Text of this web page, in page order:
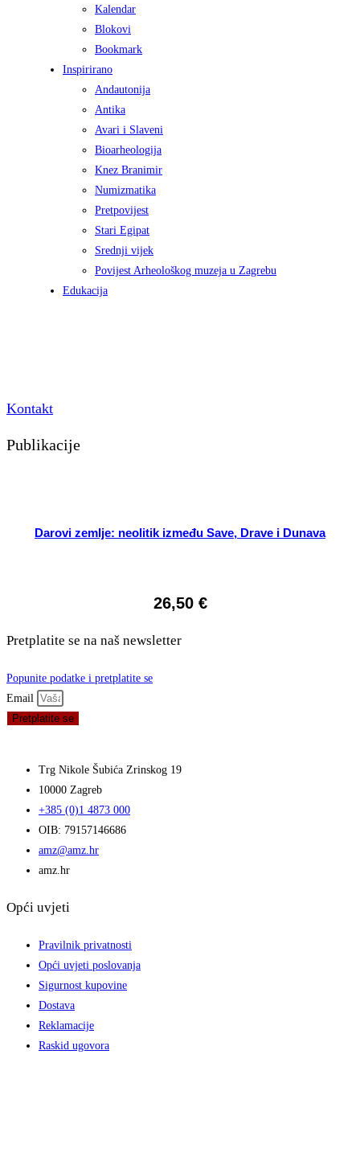
Kalendar
Blokovi
Bookmark
Inspirirano
Andautonija
Antika
Avari i Slaveni
Bioarheologija
Knez Branimir
Numizmatika
Pretpovijest
Stari Egipat
Srednji vijek
Povijest Arheološkog muzeja u Zagrebu
Edukacija
Kontakt
Publikacije
Darovi zemlje: neolitik između Save, Drave i Dunava
26,50 €
Pretplatite se na naš newsletter
Popunite podatke i pretplatite se
Email
Pretplatite se
Trg Nikole Šubića Zrinskog 19
10000 Zagreb
+385 (0)1 4873 000
OIB: 79157146686
amz@amz.hr
amz.hr
Opći uvjeti
Pravilnik privatnosti
Opći uvjeti poslovanja
Sigurnost kupovine
Dostava
Reklamacije
Raskid ugovora